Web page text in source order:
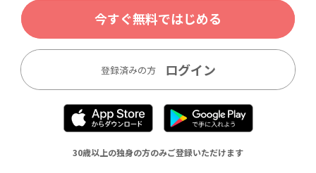
今すぐ無料ではじめる
登録済みの方 ログイン
30歳以上の独身の方のみご登録いただけます